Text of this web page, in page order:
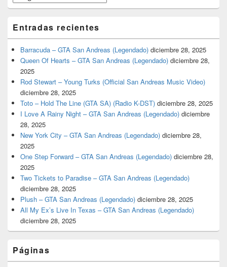
Entradas recientes
Barracuda – GTA San Andreas (Legendado) diciembre 28, 2025
Queen Of Hearts – GTA San Andreas (Legendado) diciembre 28,
2025
Rod Stewart – Young Turks (Official San Andreas Music Video)
diciembre 28, 2025
Toto – Hold The Line (GTA SA) (Radio K-DST) diciembre 28, 2025
I Love A Rainy Night – GTA San Andreas (Legendado) diciembre
28, 2025
New York City – GTA San Andreas (Legendado) diciembre 28,
2025
One Step Forward – GTA San Andreas (Legendado) diciembre 28,
2025
Two Tickets to Paradise – GTA San Andreas (Legendado)
diciembre 28, 2025
Plush – GTA San Andreas (Legendado) diciembre 28, 2025
All My Ex’s Live In Texas – GTA San Andreas (Legendado)
diciembre 28, 2025
Páginas